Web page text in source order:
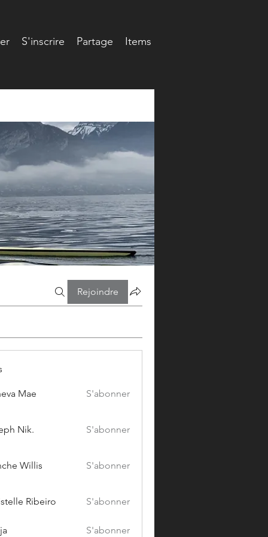
S'inscrire Partage
Items
Rejoindre
Mae S'abonner
Nik. S'abonner
Willis S'abonner
Ribeiro S'abonner
S'abonner